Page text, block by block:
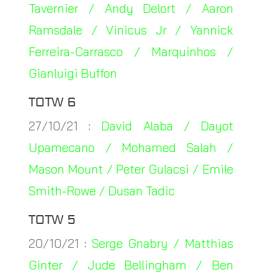
Tavernier / Andy Delort / Aaron
Ramsdale / Vinicus Jr / Yannick
Ferreira-Carrasco / Marquinhos /
Gianluigi Buffon
TOTW 6
27/10/21 : David Alaba / Dayot
Upamecano / Mohamed Salah /
Mason Mount / Peter Gulacsi / Emile
Smith-Rowe / Dusan Tadic
TOTW 5
20/10/21 :Serge Gnabry / Matthias
Ginter / Jude Bellingham / Ben